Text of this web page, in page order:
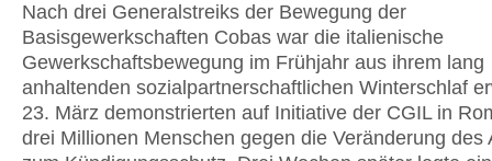
Nach drei Generalstreiks der Bewegung der
Basisgewerkschaften Cobas war die italienische
Gewerkschaftsbewegung im Frühjahr aus ihrem lang
anhaltenden sozialpartnerschaftlichen Winterschlaf
23. März demonstrierten auf Initiative der CGIL in
drei Millionen Menschen gegen die Veränderung des